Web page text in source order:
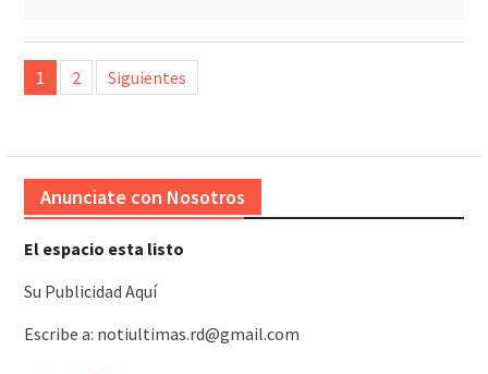
Paginación
de
1 2 Siguientes
Anunciate con Nosotros
El espacio esta listo
Su Publicidad Aquí
Escribe a: notiultimas.rd@gmail.com